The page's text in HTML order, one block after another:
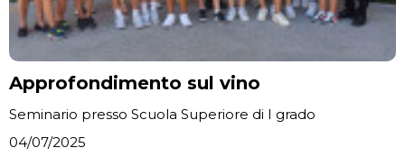
Approfondimento sul vino
Seminario presso Scuola Superiore di I grado
04/07/2025